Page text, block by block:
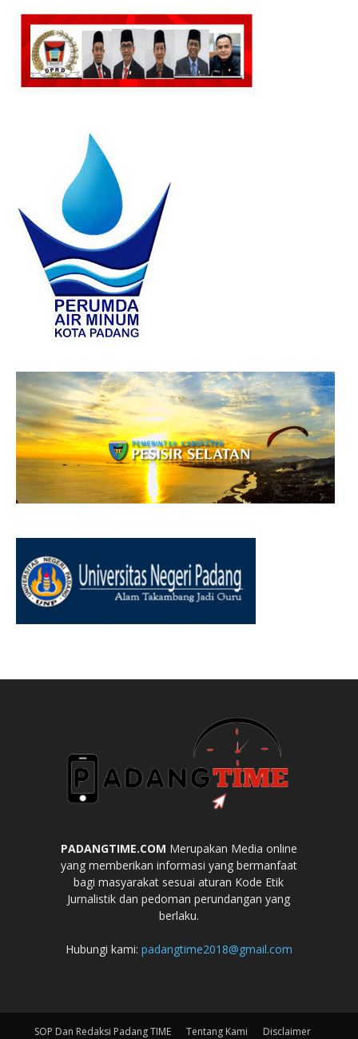
PADANGTIME.COM Merupakan Media online
yang memberikan informasi yang bermanfaat
bagi masyarakat sesuai aturan Kode Etik
Jurnalistik dan pedoman perundangan yang
berlaku.
Hubungi kami: padangtime2018@gmail.com
SOP Dan Redaksi Padang TIME Tentang Kami Disclaimer